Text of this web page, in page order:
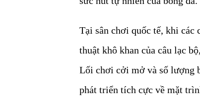
Tại sân chơi quốc tế, khi các
thuật khô khan của câu lạc
Lối chơi cởi mở và số lượng
phát triển tích cực về mặt